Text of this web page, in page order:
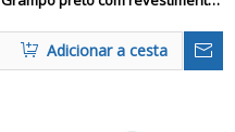
Adicionar a cesta